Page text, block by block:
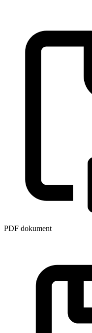
PDF dokument